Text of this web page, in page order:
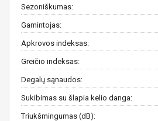
Sezoniškumas:
Gamintojas:
Apkrovos indeksas:
Greičio indeksas:
Degalų sąnaudos:
Sukibimas su šlapia kelio danga:
Triukšmingumas (dB):